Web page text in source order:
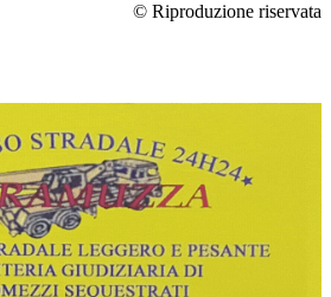
© Riproduzione riservata